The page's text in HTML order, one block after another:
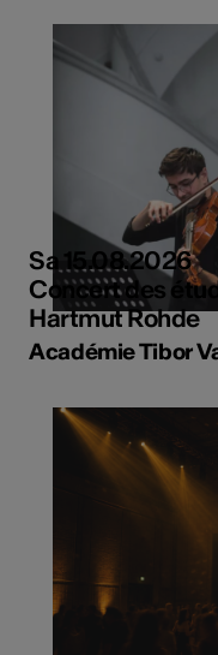
Sa 15.08.2026
Concert des
Hartmut Rohde
Académie Tibor